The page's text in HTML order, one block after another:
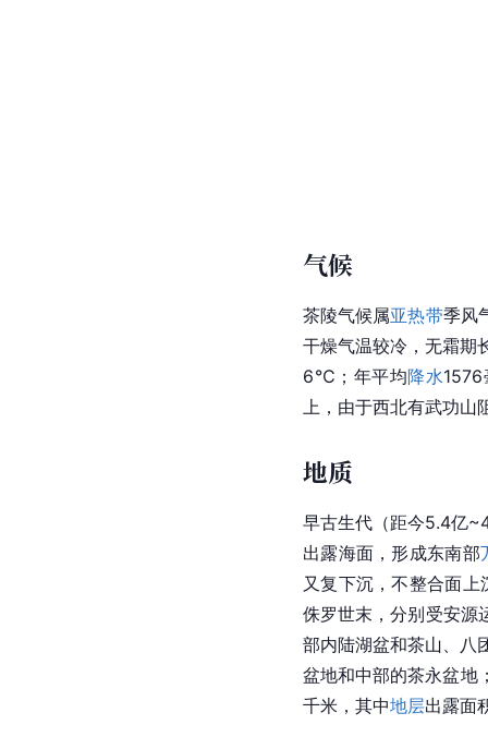
气候
茶陵气候属亚热带季风
干燥气温较冷，无霜
6℃；年平均降水
上，由于西北有武功
地质
早古生代 （距今5.4亿
出露海面，形成东南部
又复下沉，不整合面上
侏罗世末，分别受安源
部内陆湖盆和茶山、八
盆地和中部的茶永盆地
千米，其中地层出露面